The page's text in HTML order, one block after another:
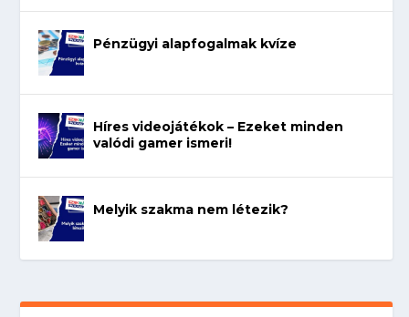
Pénzügyi alapfogalmak kvíze
Híres videojátékok – Ezeket minden
valódi gamer ismeri!
Melyik szakma nem létezik?